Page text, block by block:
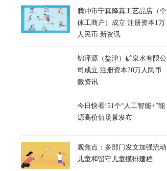
腾冲市宁真降真工艺品店（个
体工商户）成立 注册资本1万
人民币 新资讯
锦泽源（盐津）矿泉水有限公
司成立 注册资本20万人民币
微资讯
今日快看!51个“人工智能+”能
源高价值场景发布
观焦点：多部门发文加强流动
儿童和留守儿童摸排建档